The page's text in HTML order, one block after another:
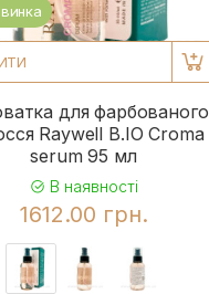
для фарбованого
Raywell B.IO Croma
serum 95 мл
В наявності
1612.00 грн.